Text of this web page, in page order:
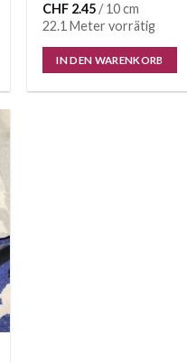
CHF 2.45/ 10 cm
22.1 Meter vorrätig
IN DEN WARENKORB